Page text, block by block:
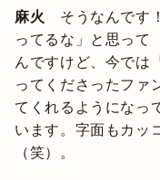
麻火 そうなんです
ってるな」と思って
んですけど、今では
ってくださったファ
てくれるようになっ
います。字面もカッ
（笑）。